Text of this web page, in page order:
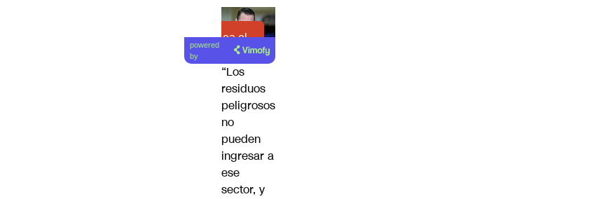
Lea el
artículo
powered
by
“Los
residuos
peligrosos
no
pueden
ingresar a
ese
sector, y